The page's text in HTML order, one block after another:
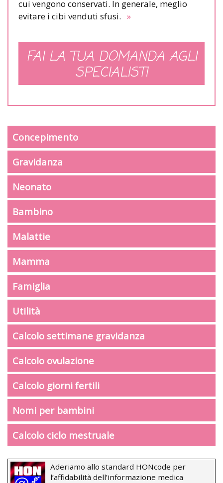
cui vengono conservati. In generale, meglio
evitare i cibi venduti sfusi. »
FAI LA TUA DOMANDA AGLI
SPECIALISTI
Concepimento
Gravidanza
Neonato
Bambino
Malattie
Mamma
Famiglia
Utilità
Calcolo settimane gravidanza
Calcolo ovulazione
Calcolo giorni fertili
Nomi per bambini
Calcolo ciclo mestruale
Aderiamo allo standard HONcode per
l’affidabilità dell’informazione medica